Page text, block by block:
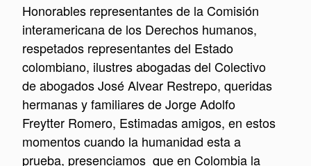
Honorables representantes de la Comisión
interamericana de los Derechos humanos,
respetados representantes del Estado
colombiano, ilustres abogadas del Colectivo
de abogados José Alvear Restrepo, queridas
hermanas y familiares de Jorge Adolfo
Freytter Romero, Estimadas amigos, en estos
momentos cuando la humanidad esta a
prueba, presenciamos que en Colombia la